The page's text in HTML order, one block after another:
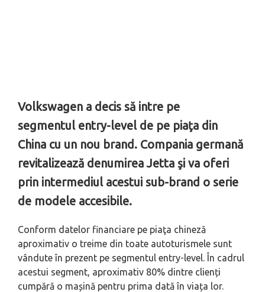
Volkswagen a decis să intre pe
segmentul entry-level de pe piaţa din
China cu un nou brand. Compania germană
revitalizează denumirea Jetta şi va oferi
prin intermediul acestui sub-brand o serie
de modele accesibile.
Conform datelor financiare pe piaţa chineză
aproximativ o treime din toate autoturismele sunt
vândute în prezent pe segmentul entry-level. În cadrul
acestui segment, aproximativ 80% dintre clienți
cumpără o mașină pentru prima dată în viața lor.